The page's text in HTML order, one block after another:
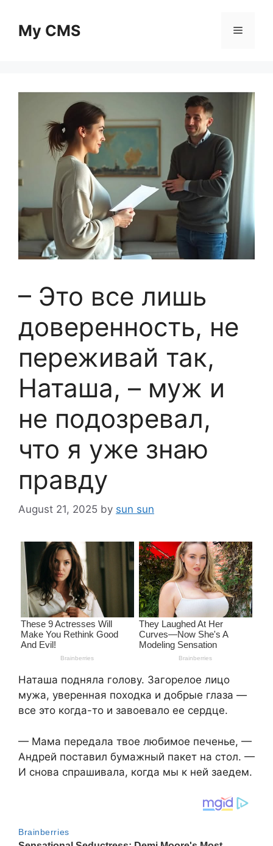
contentMy CMS Menu
– Это все лишь
доверенность, не
переживай так,
Наташа, – муж и
не подозревал,
что я уже знаю
правду
August 21, 2025 by sun sun
Наташа подняла голову. Загорелое лицо
мужа, уверенная походка и добрые глаза —
все это когда-то и завоевало ее сердце.
— Мама передала твое любимое печенье, —
Андрей поставил бумажный пакет на стол. —
И снова спрашивала, когда мы к ней заедем.